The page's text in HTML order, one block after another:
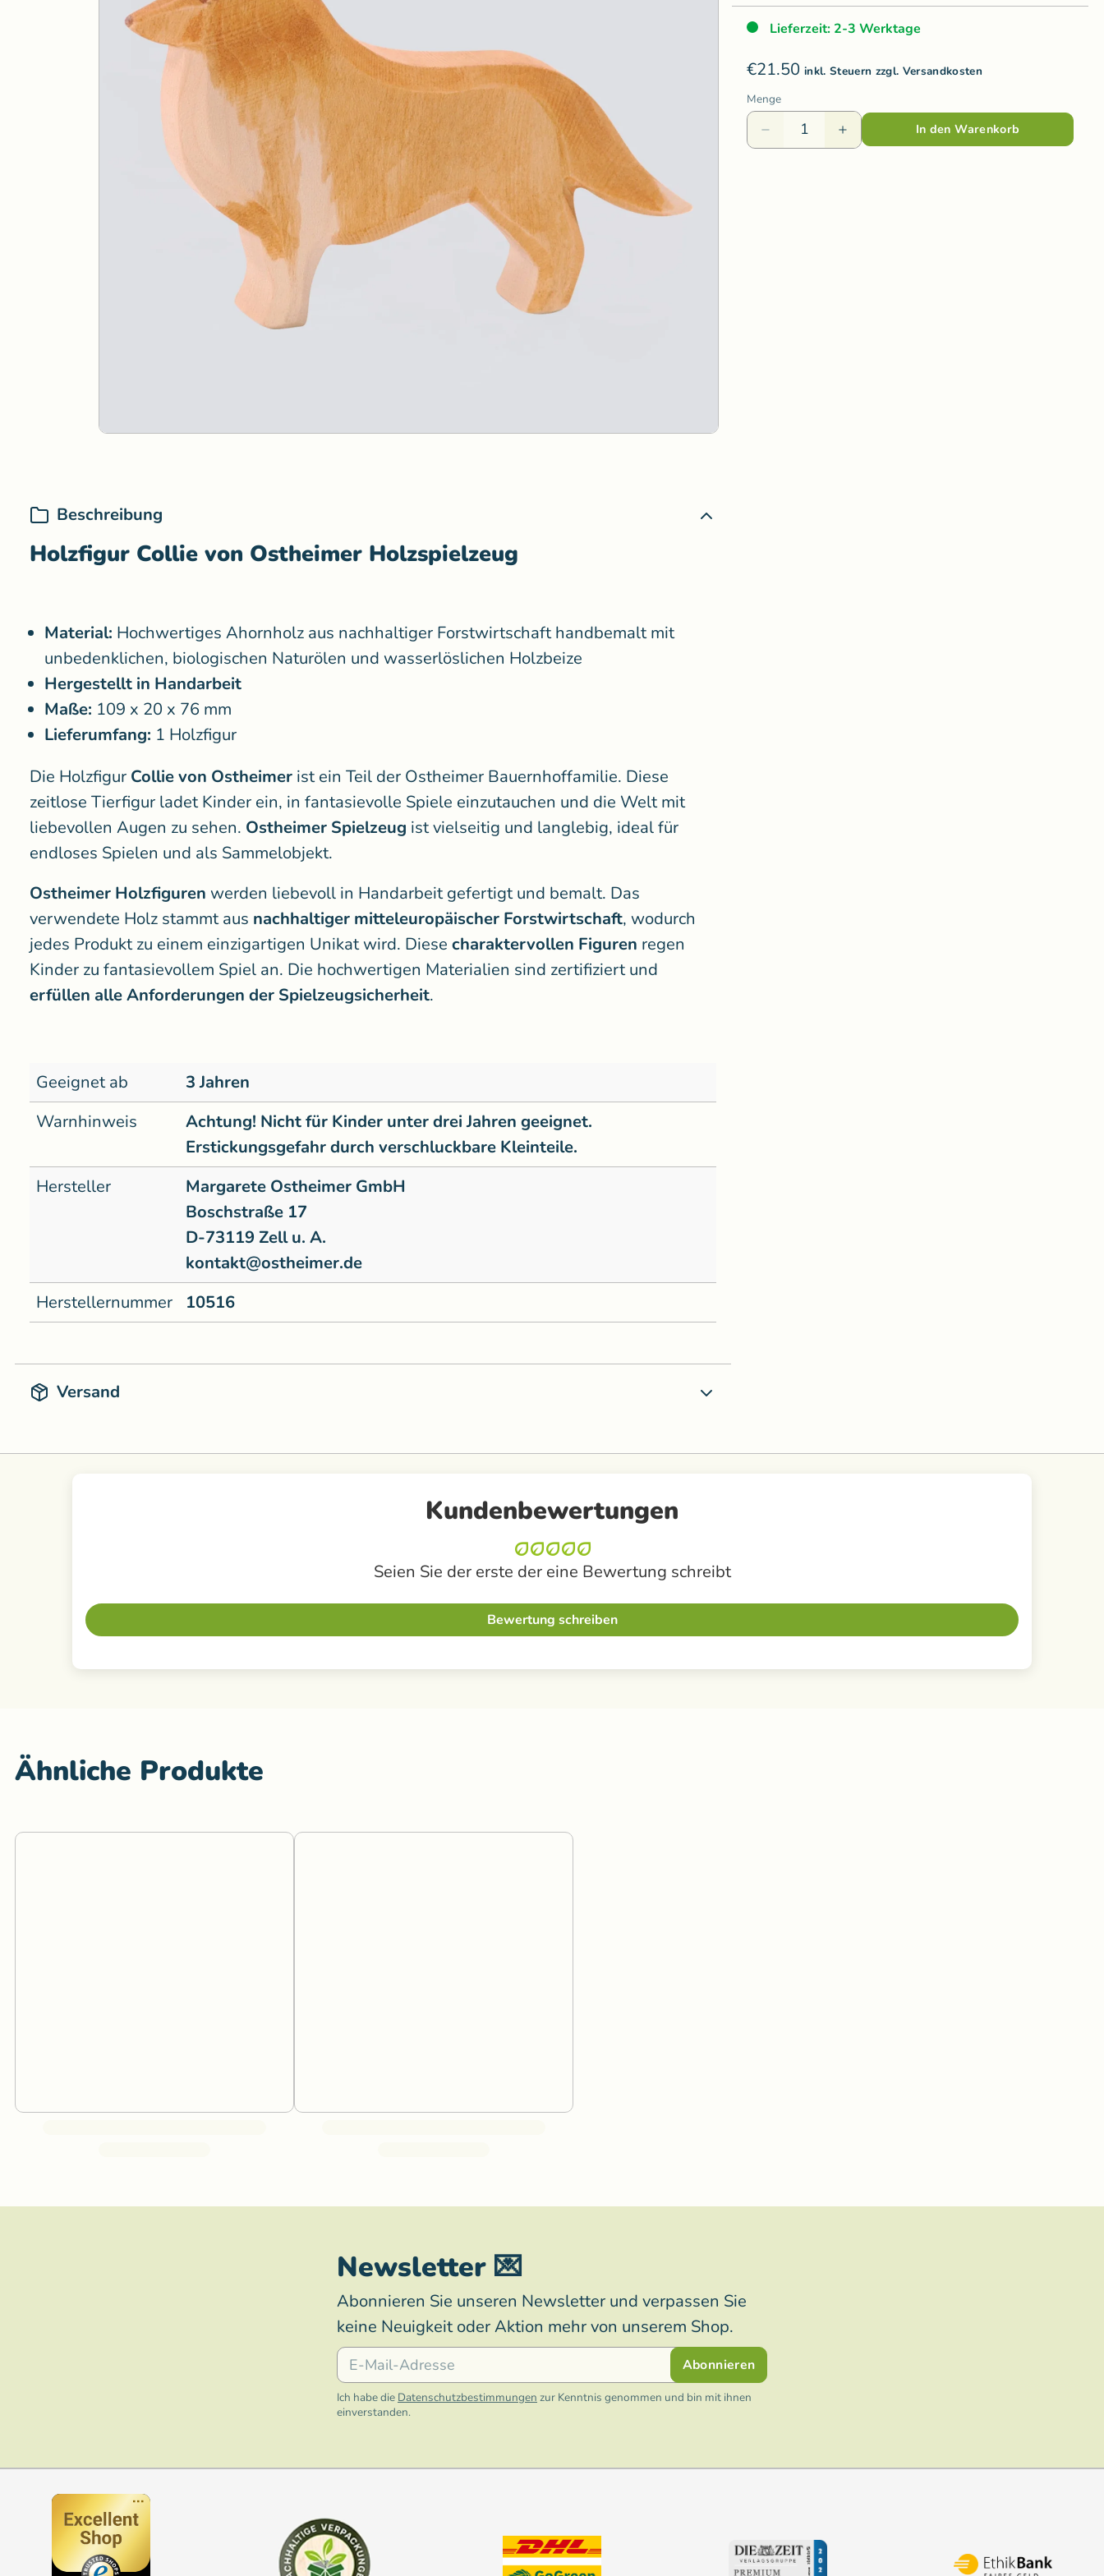
Wärmekissen
Stoffpuppen
Ziehtiere
Schiebetiere
Puzzle und Legespiele
Stecken, Stapeln & Sortieren
Kugelbahnen
Drei Blätter
Efie
Estia Holzspielwaren
Fagus
Kösener Spielzeug
Lessing Produktgestaltung
Lotes Toys
Ostheimer Holzspielzeug
ROHEMA Kids
Varis Toys
Voggenreiter
Weizenkorn
Wooly Organic
Beschreibung
Holzfigur Collie von Ostheimer Holzspielzeug
Material: Hochwertiges Ahornholz aus nachhaltiger Forstwirtschaft handbemalt mit
unbedenklichen, biologischen Naturölen und wasserlöslichen Holzbeize
Hergestellt in Handarbeit
Maße: 109 x 20 x 76 mm
Lieferumfang: 1 Holzfigur
Die Holzfigur Collie von Ostheimer ist ein Teil der Ostheimer Bauernhoffamilie. Diese
zeitlose Tierfigur ladet Kinder ein, in fantasievolle Spiele einzutauchen und die Welt mit
liebevollen Augen zu sehen. Ostheimer Spielzeug ist vielseitig und langlebig, ideal für
endloses Spielen und als Sammelobjekt.
Ostheimer Holzfiguren werden liebevoll in Handarbeit gefertigt und bemalt. Das
verwendete Holz stammt aus nachhaltiger mitteleuropäischer Forstwirtschaft, wodurch
jedes Produkt zu einem einzigartigen Unikat wird. Diese charaktervollen Figuren regen
Kinder zu fantasievollem Spiel an. Die hochwertigen Materialien sind zertifiziert und
erfüllen alle Anforderungen der Spielzeugsicherheit.
Geeignet ab
3 Jahren
Warnhinweis
Achtung! Nicht für Kinder unter drei Jahren geeignet.
Erstickungsgefahr durch verschluckbare Kleinteile.
Hersteller
Margarete Ostheimer GmbH
Boschstraße 17
D-73119 Zell u. A.
kontakt@ostheimer.de
Herstellernummer
10516
Versand
Lieferzeit: 2-3 Werktage
€21.50 inkl. Steuern zzgl. Versandkosten
Menge
In den Warenkorb
Kundenbewertungen
Seien Sie der erste der eine Bewertung schreibt
Bewertung schreiben
Ähnliche Produkte
Newsletter 💌
Abonnieren Sie unseren Newsletter und verpassen Sie
keine Neuigkeit oder Aktion mehr von unserem Shop.
E-Mail
Abonnieren
Ich habe die Datenschutzbestimmungen zur Kenntnis genommen und bin mit ihnen
einverstanden.